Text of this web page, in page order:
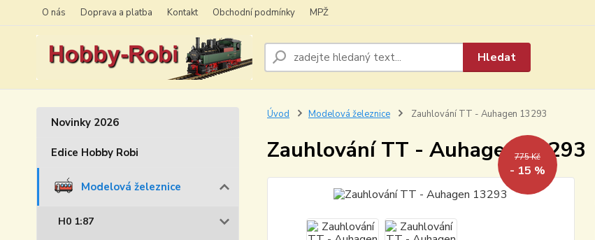
O nás Doprava a platba Kontakt Obchodní podmínky MPŽ
Hledat
Novinky 2026
Edice Hobby Robi
Modelová železnice
H0 1:87
Úvod Modelová železnice Zauhlování TT - Auhagen 13293
Zauhlování TT - Auhagen 13293
775 Kč
- 15 %